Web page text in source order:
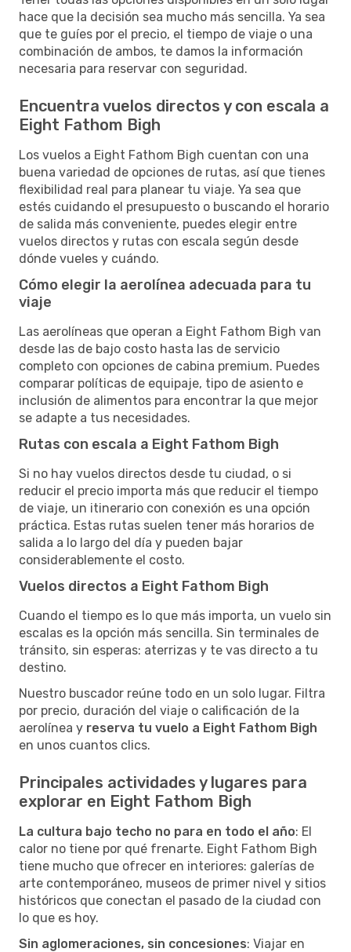
hace que la decisión sea mucho más sencilla. Ya sea
que te guíes por el precio, el tiempo de viaje o una
combinación de ambos, te damos la información
necesaria para reservar con seguridad.
Encuentra vuelos directos y con escala a
Eight Fathom Bigh
Los vuelos a Eight Fathom Bigh cuentan con una
buena variedad de opciones de rutas, así que tienes
flexibilidad real para planear tu viaje. Ya sea que
estés cuidando el presupuesto o buscando el horario
de salida más conveniente, puedes elegir entre
vuelos directos y rutas con escala según desde
dónde vueles y cuándo.
Cómo elegir la aerolínea adecuada para tu
viaje
Las aerolíneas que operan a Eight Fathom Bigh van
desde las de bajo costo hasta las de servicio
completo con opciones de cabina premium. Puedes
comparar políticas de equipaje, tipo de asiento e
inclusión de alimentos para encontrar la que mejor
se adapte a tus necesidades.
Rutas con escala a Eight Fathom Bigh
Si no hay vuelos directos desde tu ciudad, o si
reducir el precio importa más que reducir el tiempo
de viaje, un itinerario con conexión es una opción
práctica. Estas rutas suelen tener más horarios de
salida a lo largo del día y pueden bajar
considerablemente el costo.
Vuelos directos a Eight Fathom Bigh
Cuando el tiempo es lo que más importa, un vuelo sin
escalas es la opción más sencilla. Sin terminales de
tránsito, sin esperas: aterrizas y te vas directo a tu
destino.
Nuestro buscador reúne todo en un solo lugar. Filtra
por precio, duración del viaje o calificación de la
aerolínea y reserva tu vuelo a Eight Fathom Bigh
en unos cuantos clics.
Principales actividades y lugares para
explorar en Eight Fathom Bigh
La cultura bajo techo no para en todo el año: El
calor no tiene por qué frenarte. Eight Fathom Bigh
tiene mucho que ofrecer en interiores: galerías de
arte contemporáneo, museos de primer nivel y sitios
históricos que conectan el pasado de la ciudad con
lo que es hoy.
Sin aglomeraciones, sin concesiones: Viajar en